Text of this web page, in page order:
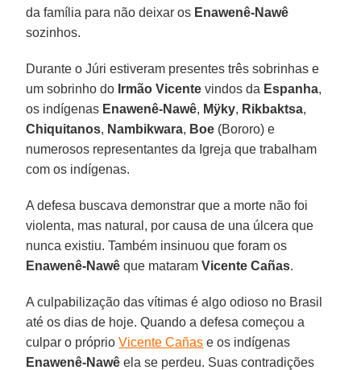
da família para não deixar os Enawenê-Nawê
sozinhos.
Durante o Júri estiveram presentes três sobrinhas e
um sobrinho do Irmão Vicente vindos da Espanha,
os indígenas Enawenê-Nawê, Mÿky, Rikbaktsa,
Chiquitanos, Nambikwara, Boe (Bororo) e
numerosos representantes da Igreja que trabalham
com os indígenas.
A defesa buscava demonstrar que a morte não foi
violenta, mas natural, por causa de una úlcera que
nunca existiu. Também insinuou que foram os
Enawenê-Nawêque mataramVicente Cañas.
A culpabilização das vítimas é algo odioso no Brasil
até os dias de hoje. Quando a defesa começou a
culpar o próprioVicente Cañas e os indígenas
Enawenê-Nawêela se perdeu. Suas contradições